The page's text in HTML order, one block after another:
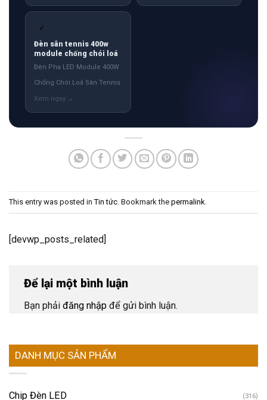
✓
Đèn sân tennis 400w
module chống chói loá
Đèn Pha LED Module 400W
Chống Chói Loá Sân Tennis
This entry was posted inTin tức . Bookmark the permalink
[devwp_posts_related]
Để lại một bình luận
Bạn phải đăng nhập để gửi bình luận.
DANH MỤC SẢN PHẨM
Chip Đèn LED (316)